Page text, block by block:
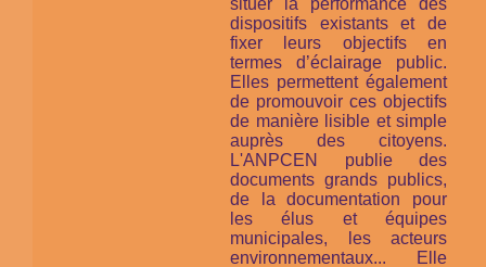
situer la performance des
dispositifs existants et de
fixer leurs objectifs en
termes d’éclairage public.
Elles permettent également
de promouvoir ces objectifs
de manière lisible et simple
auprès des citoyens.
L'ANPCEN publie des
documents grands publics,
de la documentation pour
les élus et équipes
municipales, les acteurs
environnementaux... Elle